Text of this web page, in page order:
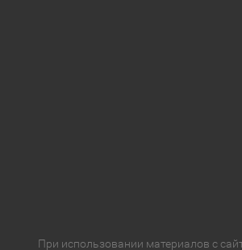
При использовании материалов с